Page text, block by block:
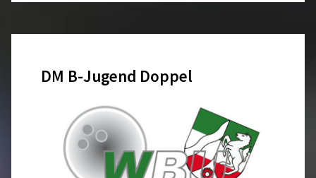
der
Jugend
für
DM B-Jugend Doppel